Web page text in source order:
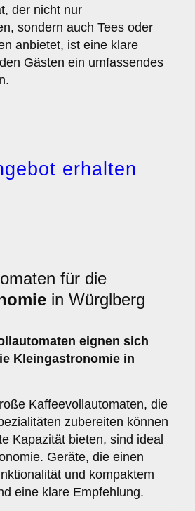
der nicht nur
sondern auch Tees oder
anbietet, ist eine klare
Gästen ein umfassendes
erhalten
für die
in Würglberg
eignen sich
Kleingastronomie in
Kaffeevollautomaten, die
zubereiten können
Kapazität bieten, sind ideal
Geräte, die einen
und kompaktem
eine klare Empfehlung.